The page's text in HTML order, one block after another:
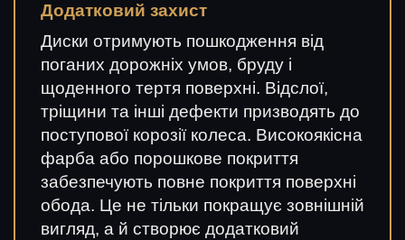
Додатковий захист
Диски отримують пошкодження від
поганих дорожніх умов, бруду і
щоденного тертя поверхні. Відслої,
тріщини та інші дефекти призводять до
поступової корозії колеса. Високоякісна
фарба або порошкове покриття
забезпечують повне покриття поверхні
обода. Це не тільки покращує зовнішній
вигляд, а й створює додатковий